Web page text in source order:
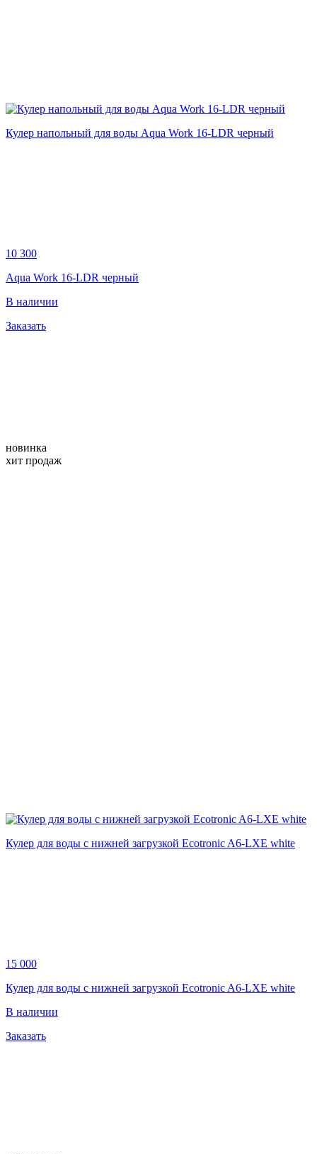
Кулер напольный для воды Aqua Work 16-LDR черный
10 300
Aqua Work 16-LDR черный
В наличии
Заказать
новинка
хит продаж
Кулер для воды с нижней загрузкой Ecotronic A6-LXE white
15 000
Кулер для воды с нижней загрузкой Ecotronic A6-LXE white
В наличии
Заказать